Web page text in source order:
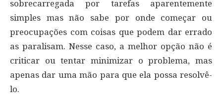
sobrecarregada por tarefas aparentemente
simples mas não sabe por onde começar ou
preocupações com coisas que podem dar errado
as paralisam. Nesse caso, a melhor opção não é
criticar ou tentar minimizar o problema, mas
apenas dar uma mão para que ela possa resolvê-
lo.